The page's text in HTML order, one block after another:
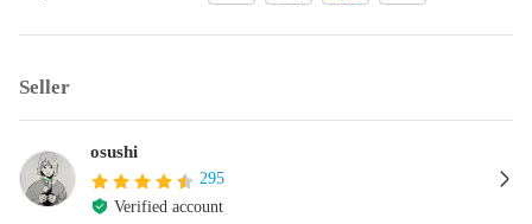
Seller
osushi
295
Verified account